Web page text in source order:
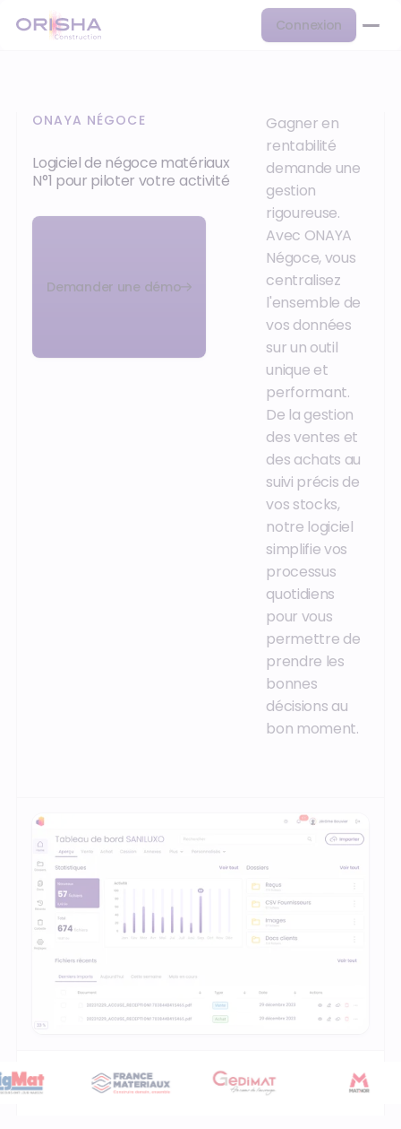
Connexion
ONAYA NÉGOCE
Logiciel de négoce matériaux
N°1 pour piloter votre activité
Demander une démo
Gagner en
rentabilité
demande une
gestion
rigoureuse.
Avec ONAYA
Négoce, vous
centralisez
l'ensemble de
vos données
sur un outil
unique et
performant.
De la gestion
des ventes et
des achats au
suivi précis de
vos stocks,
notre logiciel
simplifie vos
processus
quotidiens
pour vous
permettre de
prendre les
bonnes
décisions au
bon moment.